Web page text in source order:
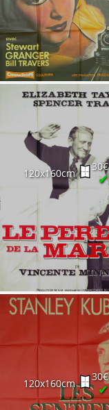
120x160cm
30€
✔
120x160cm
30€
✔